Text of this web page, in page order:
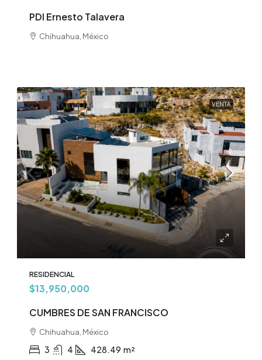
PDI Ernesto Talavera
Chihuahua, México
VENTA
RESIDENCIAL
$13,950,000
CUMBRES DE SAN FRANCISCO
Chihuahua, México
3 4 428.49 m²